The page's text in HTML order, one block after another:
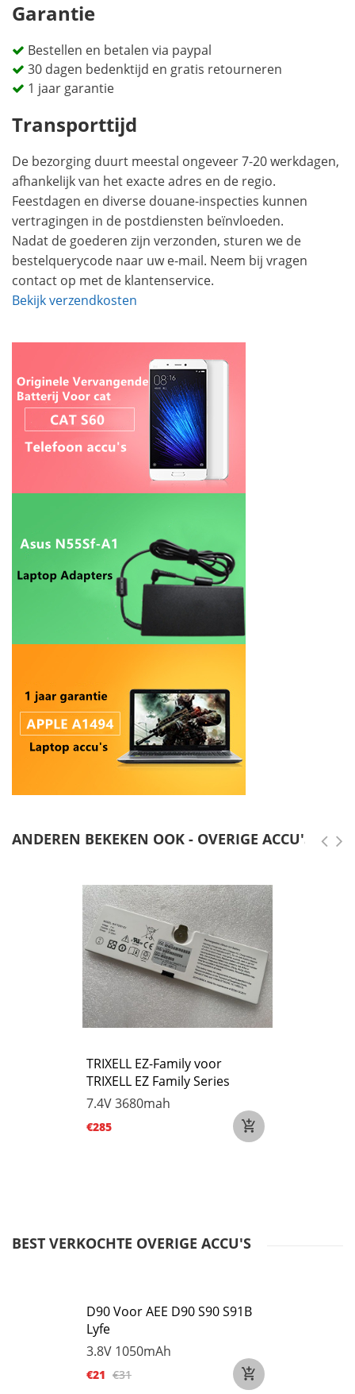
Garantie
Bestellen en betalen via paypal
30 dagen bedenktijd en gratis retourneren
1 jaar garantie
Transporttijd
De bezorging duurt meestal ongeveer 7-20 werkdagen,
afhankelijk van het exacte adres en de regio.
Feestdagen en diverse douane-inspecties kunnen
vertragingen in de postdiensten beïnvloeden.
Nadat de goederen zijn verzonden, sturen we de
bestelquerycode naar uw e-mail. Neem bij vragen
contact op met de klantenservice.
Bekijk verzendkosten
ANDEREN BEKEKEN OOK - OVERIGE ACCU'S
TRIXELL EZ-Family voor
TRIXELL EZ Family Series
7.4V3680mah
€285
BEST VERKOCHTE OVERIGE ACCU'S
D90 Voor AEE D90 S90 S91B
Lyfe
3.8V 1050mAh
€21 €31